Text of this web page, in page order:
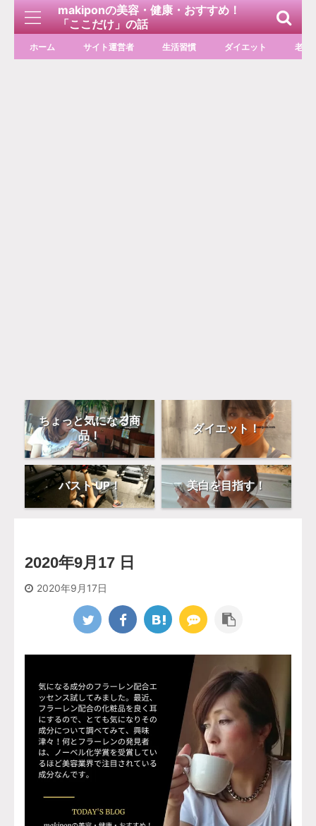
makiponの美容・健康・おすすめ！
「ここだけ」の話
ホーム サイト運営者 生活習慣 ダイエット 老化
ちょっと気になる商
品！
ダイエット！
バスト UP！ 美白を目指す！
2020年9月17 日
2020年9月17日